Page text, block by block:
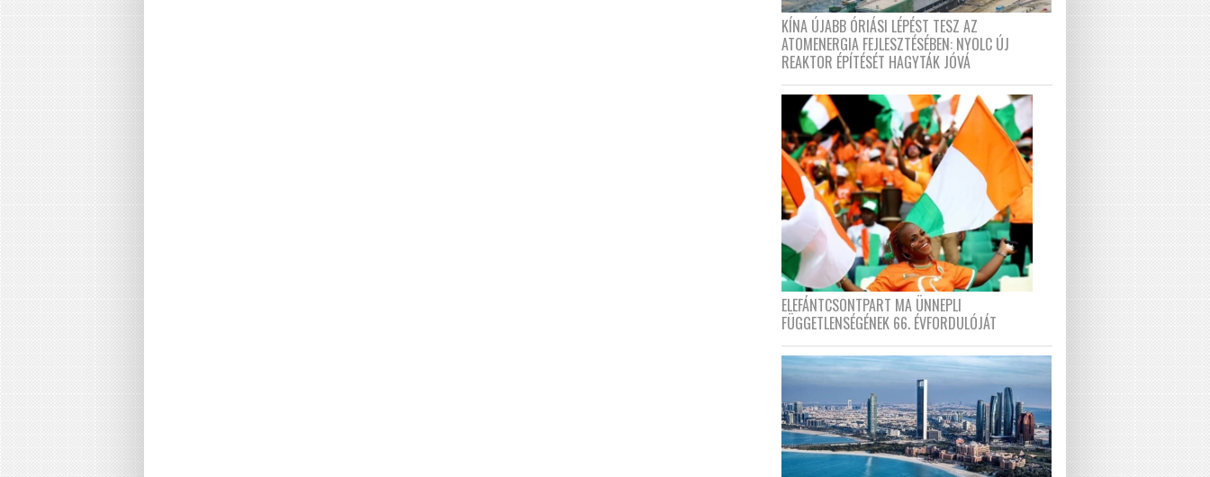
KÍNA ÚJABB ÓRIÁSI LÉPÉST TESZ AZ
ATOMENERGIA FEJLESZTÉSÉBEN: NYOLC ÚJ
REAKTOR ÉPÍTÉSÉT HAGYTÁK JÓVÁ
ELEFÁNTCSONTPART MA ÜNNEPLI
FÜGGETLENSÉGÉNEK 66. ÉVFORDULÓJÁT